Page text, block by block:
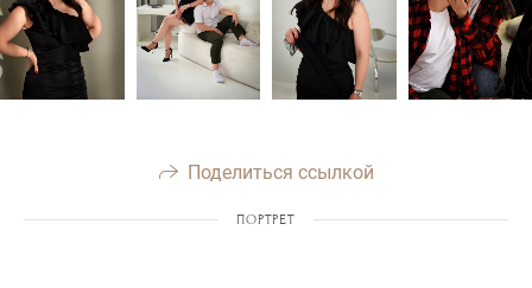
Поделиться ссылкой
ПОРТРЕТ